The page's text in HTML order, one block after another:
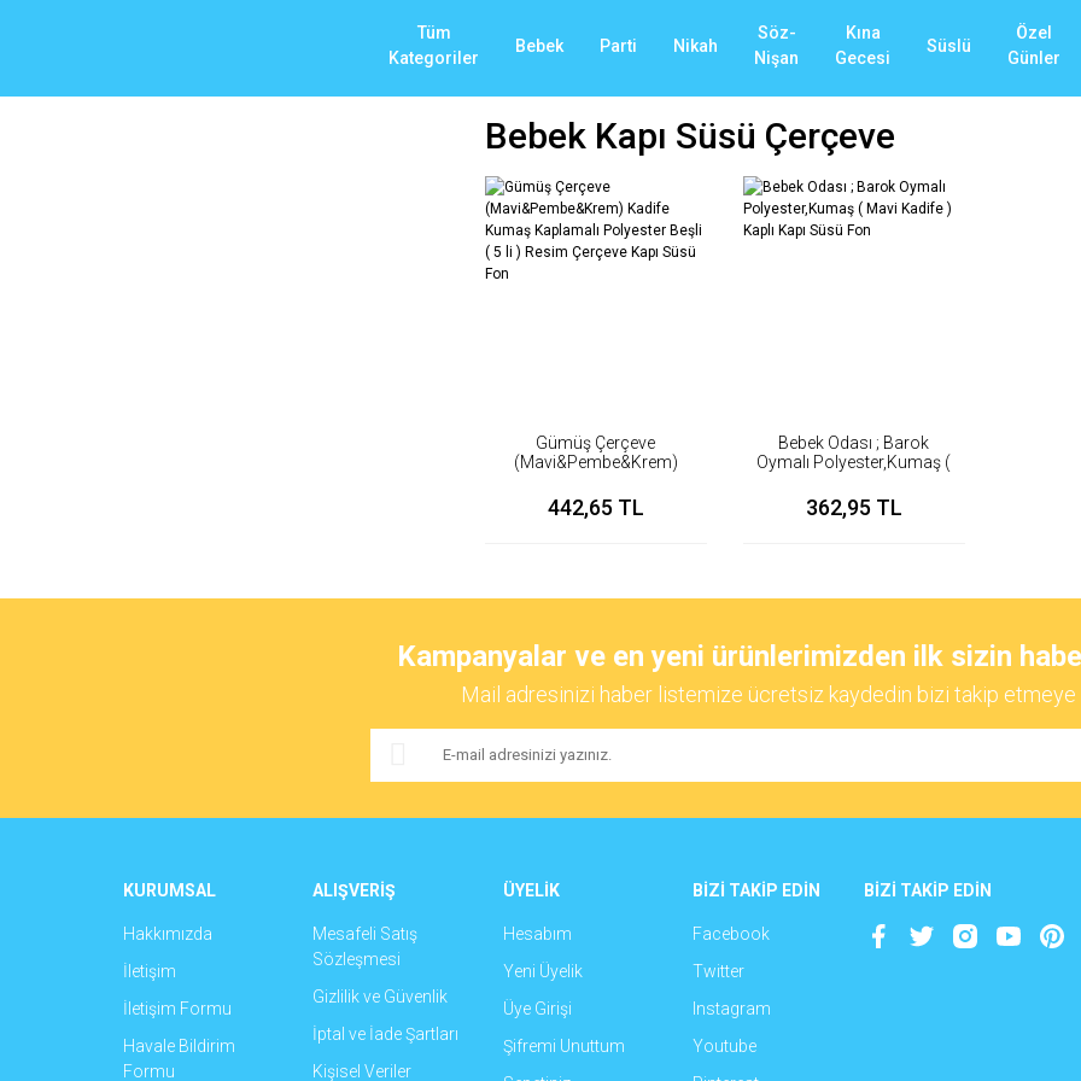
Tüm
Kategoriler
Bebek Parti Nikah
Söz-
Nişan
Kına
Gecesi
Süslü
Özel
Günler
Bebek Kapı Süsü Çerçeve
Gümüş Çerçeve
(Mavi&Pembe&Krem)
Polyester Beşli ( 5 li )
Resim Çerçeve Kapı Süsü
442,65 TL
Bebek Odası ; Barok
Oymalı Polyester,Kumaş (
Süsü Fon
362,95 TL
Kampanyalar ve en yeni ürünlerimizden ilk sizin
Mail adresinizi haber listemize ücretsiz kaydedin bizi takip etmeye
KURUMSAL
Hakkımızda
İletişim
İletişim Formu
Havale Bildirim
Formu
ALIŞVERİŞ
Mesafeli Satış
Sözleşmesi
Gizlilik ve Güvenlik
İptal ve İade Şartları
Kişisel Veriler
ÜYELİK
Hesabım
Yeni Üyelik
Üye Girişi
Şifremi Unuttum
BİZİ TAKİP EDİN
Facebook
Twitter
Instagram
Youtube
BİZİ TAKİP EDİN